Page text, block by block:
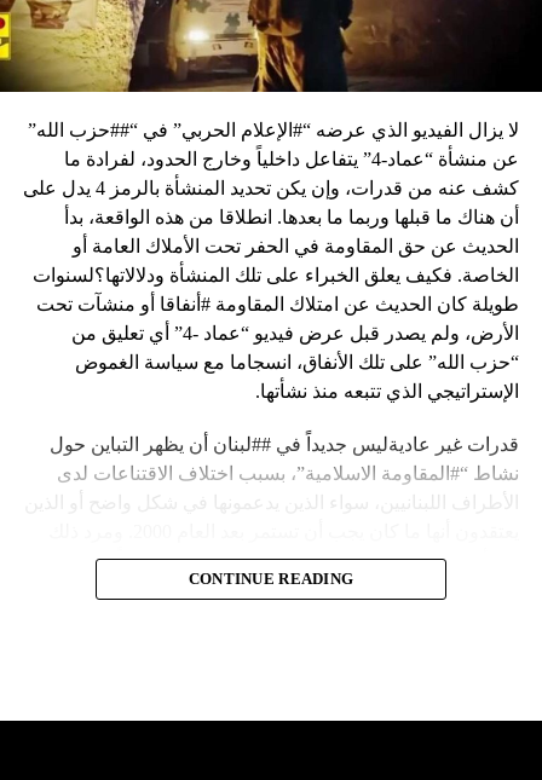
لا يزال الفيديو الذي عرضه “#الإعلام الحربي” في “##حزب الله”
عن منشأة “عماد-4” يتفاعل داخلياً وخارج الحدود، لفرادة ما
كشف عنه من قدرات، وإن يكن تحديد المنشأة بالرمز 4 يدل على
أن هناك ما قبلها وربما ما بعدها. انطلاقا من هذه الواقعة، بدأ
الحديث عن حق المقاومة في الحفر تحت الأملاك العامة أو
الخاصة. فكيف يعلق الخبراء على تلك المنشأة ودلالاتها؟لسنوات
طويلة كان الحديث عن امتلاك المقاومة #أنفاقا أو منشآت تحت
الأرض، ولم يصدر قبل عرض فيديو “عماد -4” أي تعليق من
“حزب الله” على تلك الأنفاق، انسجاما مع سياسة الغموض
الإستراتيجي الذي تتبعه منذ نشأتها.
قدرات غير عاديةليس جديداً في ##لبنان أن يظهر التباين حول
نشاط “#المقاومة الاسلامية”، بسبب اختلاف الاقتناعات لدى
الأطراف اللبنانيين، سواء الذين يدعمونها في شكل واضح أو الذين
إلى أن المقاومة ضد الاحتلال الإسرائيلي لم تكن يوماً محط
إجماع داخلي، وإن كانت القوى اللبنانية المؤمنة بالصراع ضد
CONTINUE READING